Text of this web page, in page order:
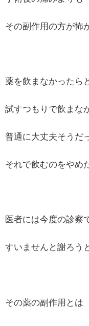
その副作用の方が怖
薬を飲まなかったら
試すつもりで飲まな
普通に大丈夫そうだ
それで飲むのをやめ
医者には今度の診察
すいませんと謝ろう
その薬の副作用とは